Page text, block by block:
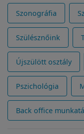
Szonográfia
Szülésznőink
Újszülött osztály
Pszichológia
Back office